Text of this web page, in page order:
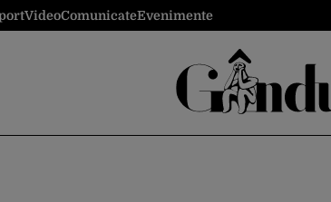
VideoComunicateEvenimente